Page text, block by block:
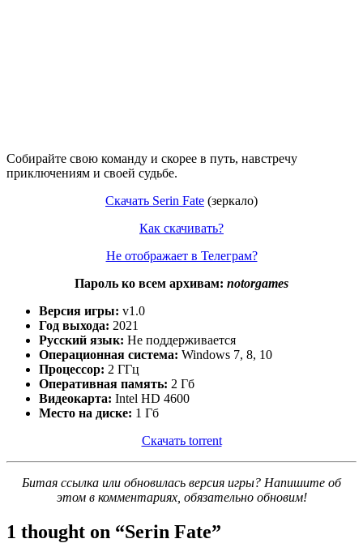
Собирайте свою команду и скорее в путь, навстречу
приключениям и своей судьбе.
Скачать Serin Fate (зеркало)
Как скачивать?
Не отображает в Телеграм?
Пароль ко всем архивам: notorgames
Версия игры: v1.0
Год выхода: 2021
Русский язык: Не поддерживается
Операционная система: Windows 7, 8, 10
Процессор: 2 ГГц
Оперативная память: 2 Гб
Видеокарта: Intel HD 4600
Место на диске: 1 Гб
Скачать torrent
Битая ссылка или обновилась версия игры? Напишите об
этом в комментариях, обязательно обновим!
1 thought on “Serin Fate”